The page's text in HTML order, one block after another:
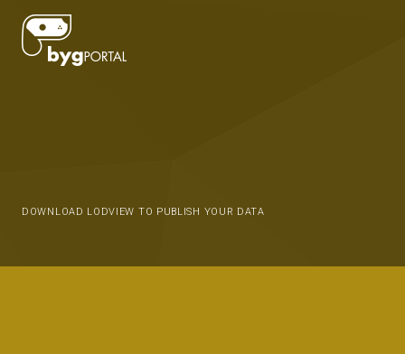
DOWNLOAD LODVIEW TO PUBLISH YOUR DATA